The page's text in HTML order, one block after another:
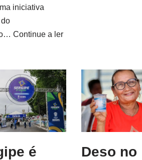
iniciativa
Continue a ler
é
Deso no